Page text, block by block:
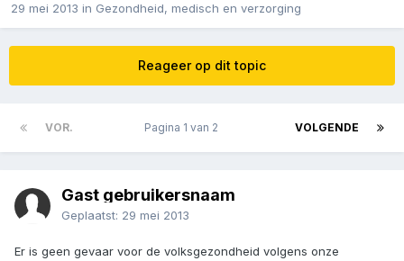
29 mei 2013 in Gezondheid, medisch en verzorging
Reageer op dit topic
VOR. VOLGENDE
Pagina 1 van 2
Gast gebruikersnaam
Geplaatst: 29 mei 2013
Er is geen gevaar voor de volksgezondheid volgens onze